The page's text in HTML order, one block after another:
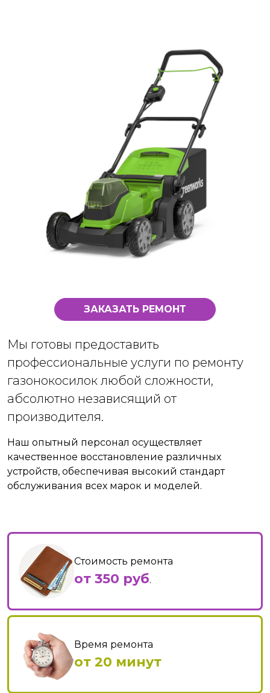
ЗАКАЗАТЬ РЕМОНТ
Мы готовы предоставить
профессиональные услуги по ремонту
газонокосилок любой сложности,
абсолютно независящий от
производителя.
Наш опытный персонал осуществляет
качественное восстановление различных
устройств, обеспечивая высокий стандарт
обслуживания всех марок и моделей.
Стоимость ремонта
от 350 руб.
Время ремонта
от 20 минут